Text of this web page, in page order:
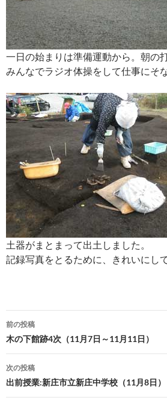
一日の始まりは準備運動から。朝の
みんなでラジオ体操をして仕事にそ
土器がまとまって出土しました。
記録写真をとるために、きれいにし
投
稿
ナ
ビ
ゲ
前の投稿
木の下館跡4次（11月7日～11月11日）
次の投稿
出前授業:新庄市立新庄中学校（11月8日）